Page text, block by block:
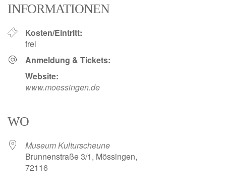
INFORMATIONEN
Kosten/Eintritt:
frei
Anmeldung & Tickets:
Website:
www.moessingen.de
WO
Museum Kulturscheune
Brunnenstraße 3/1, Mössingen,
72116